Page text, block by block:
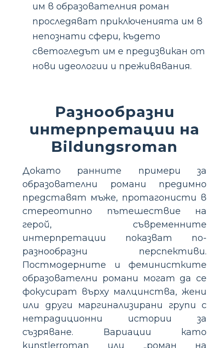
им в образователния роман
проследяват приключенията им в
непознати сфери, където
светогледът им е предизвикан от
нови идеологии и преживявания.
Разнообразни
интерпретации на
Bildungsroman
Докато ранните примери за
образователни романи предимно
представят мъже, протагонисти в
стереотипно пътешествие на
герой, съвременните
интерпретации показват по-
разнообразни перспективи.
Постмодерните и феминистките
образователни романи могат да се
фокусират върху малцинства, жени
или други маргинализирани групи с
нетрадиционни истории за
съзряване. Вариации като
kunstlerroman или „роман на